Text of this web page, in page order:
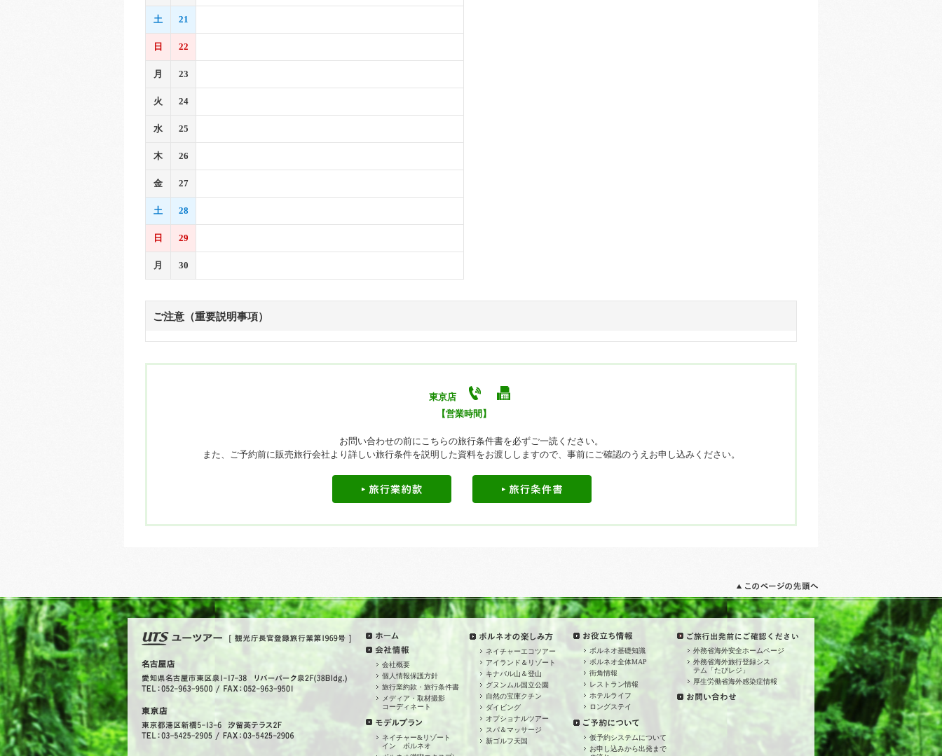
土 21
日 22
月 23
火 24
水 25
木 26
金 27
土 28
日 29
月 30
ご注意（重要説明事項）
東京店
【営業時間】
お問い合わせの前にこちらの旅行条件書を必ずご一読ください。
また、ご予約前に販売旅行会社より詳しい旅行条件を説明した資料をお渡ししますので、事前にご確認のうえお申し込みください。
会社概要
個人情報保護方針
旅行業約款・旅行条件書
メディア・取材撮影
コーディネート
ネイチャー&リゾート
イン ボルネオ
ネイチャーエコツアー
アイランド＆リゾート
キナバル山＆登山
グヌンムル国立公園
自然の宝庫クチン
ダイビング
オプショナルツアー
スパ＆マッサージ
新ゴルフ天国
ボルネオ基礎知識
ボルネオ全体MAP
街角情報
レストラン情報
ホテルライフ
ロングステイ
仮予約システムについて
お申し込みから出発まで
外務省海外安全ホームページ
外務省海外旅行登録シス
テム「たびレジ」
厚生労働省海外感染症情報